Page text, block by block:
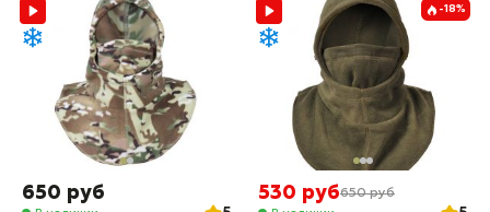
650 руб
-18%
530 руб650 руб